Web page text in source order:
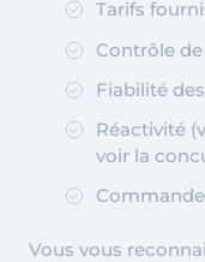
Tarifs
Contrôle
Fiabilité
Réactivité
voir la
Vous vous